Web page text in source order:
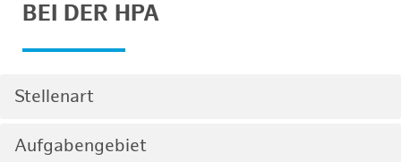
BEI DER HPA
Stellenart
Aufgabengebiet